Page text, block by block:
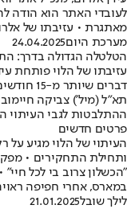
לעובדי האתר הוא הודה
מאתגרת • עזיבתו של
מערכת היום24.04.2025
הטלטלה הגדולה בדרך:
עזיבתו של הלוי פותחת
דברים שיותר מ-15 חודשים - הסבירו לנו שהם שייכים לסיום המלחמה
תא"ל (מיל') צביקה
ההתלבטות לגבי העיתוי
פרטים חדשים
העיתוי של הלוי מגיע על
ותחילת התחקירים •
במארס, אחרי חפיפה
לילך שובל21.01.2025